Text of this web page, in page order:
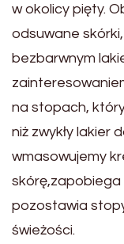
w okolicy pięty.
odsuwane
bezbarwnym
na stopach,
niż zwykły lakier
wmasowujemy
skórę,zapobiega
pozostawia
świeżości.